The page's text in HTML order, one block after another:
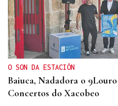
ENTREVISTA
Jorge Vázquez: "Nuestro
creando valor para el
que lo hace posible"
O SON DA ESTACIÓN
Baiuca, Nadadora o
Concertos do Xacobeo